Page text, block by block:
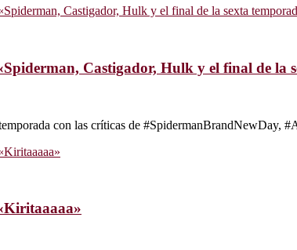
Castigador, Hulk y el final de la
con las críticas de